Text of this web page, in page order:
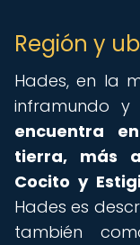
Región y
Hades, en la
inframundo
encuentra
tierra, más
Cocito y
Hades es
también